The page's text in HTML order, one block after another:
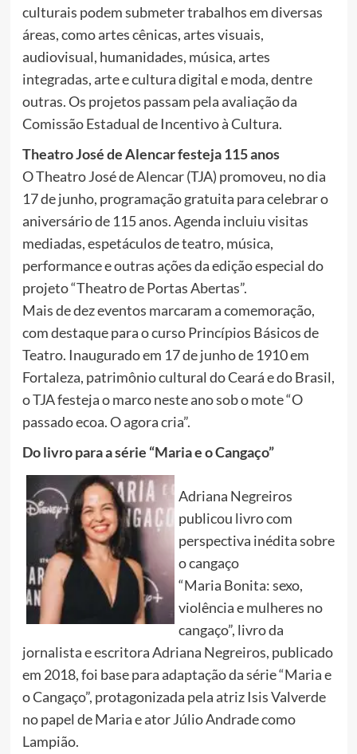
culturais podem submeter trabalhos em diversas
áreas, como artes cênicas, artes visuais,
audiovisual, humanidades, música, artes
integradas, arte e cultura digital e moda, dentre
outras. Os projetos passam pela avaliação da
Comissão Estadual de Incentivo à Cultura.
Theatro José de Alencar festeja 115 anos
O Theatro José de Alencar (TJA) promoveu, no dia
17 de junho, programação gratuita para celebrar o
aniversário de 115 anos. Agenda incluiu visitas
mediadas, espetáculos de teatro, música,
performance e outras ações da edição especial do
projeto “Theatro de Portas Abertas”.
Mais de dez eventos marcaram a comemoração,
com destaque para o curso Princípios Básicos de
Teatro. Inaugurado em 17 de junho de 1910 em
Fortaleza, patrimônio cultural do Ceará e do Brasil,
o TJA festeja o marco neste ano sob o mote “O
passado ecoa. O agora cria”.
Do livro para a série “Maria e o Cangaço”
Adriana Negreiros
publicou livro com
perspectiva inédita sobre
o cangaço
“Maria Bonita: sexo,
violência e mulheres no
cangaço”, livro da
jornalista e escritora Adriana Negreiros, publicado
em 2018, foi base para adaptação da série “Maria e
o Cangaço”, protagonizada pela atriz Isis Valverde
no papel de Maria e ator Júlio Andrade como
Lampião.